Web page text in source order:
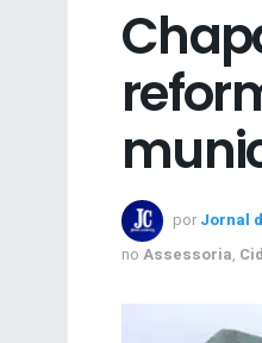
por Jornal
no Assessoria,